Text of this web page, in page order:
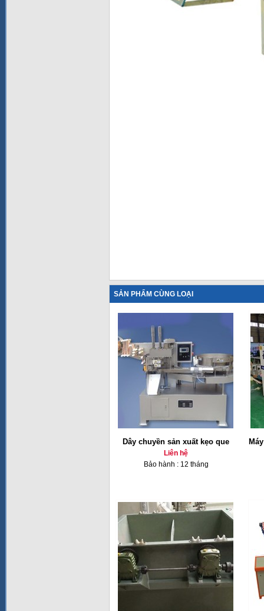
SẢN PHẨM CÙNG LOẠI
Dây chuyền sản xuất kẹo que
Liên hệ
Bảo hành : 12 tháng